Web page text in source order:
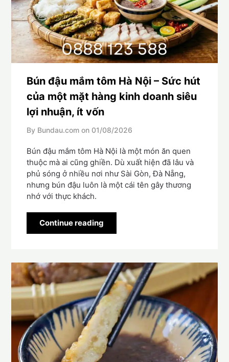
Bún đậu mắm tôm Hà Nội – Sức hút
của một mặt hàng kinh doanh siêu
lợi nhuận, ít vốn
By Bundau.com on 01/08/2026
Bún đậu mắm tôm Hà Nội là một món ăn quen
thuộc mà ai cũng ghiền. Dù xuất hiện đã lâu và
phủ sóng ở nhiều nơi như Sài Gòn, Đà Nẵng,
nhưng bún đậu luôn là một cái tên gây thương
nhớ với thực khách.
Continue reading